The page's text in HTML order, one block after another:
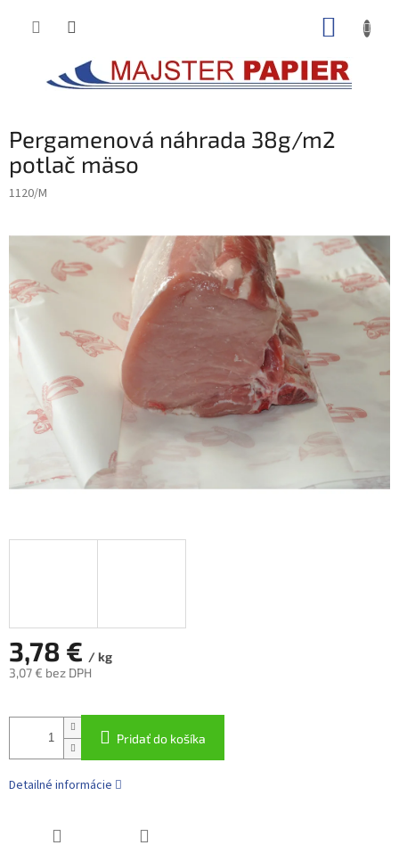
Pergamenová náhrada 38g/m2
potlač mäso
1120/M
3,78 € / kg
3,07 € bez DPH
cena:
Pridať do košíka
Detailné informácie